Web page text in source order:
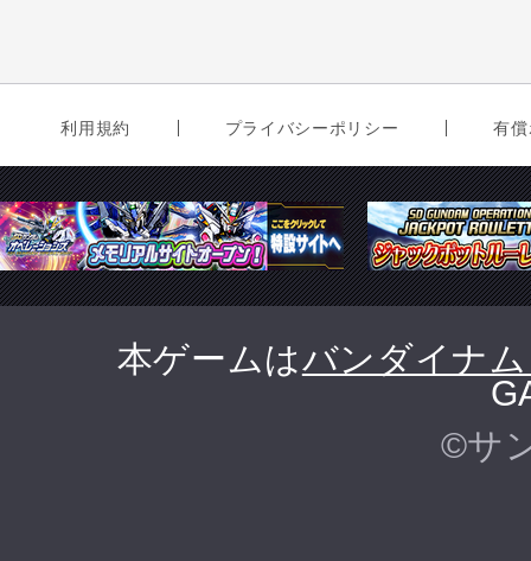
利用規約 プライバシーポリシー 有
本ゲームはバンダイナ
©サ